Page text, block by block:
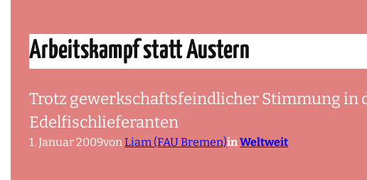
Arbeitskampf statt Austern
Trotz gewerkschaftsfeindlicher Stimmung in
Edelfischlieferanten
1. Januar 2009vonLiam (FAU Bremen)inWeltweit